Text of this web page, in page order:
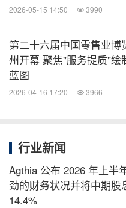
更多峰会、展会信息及
消息来源：CHINASHOP
2026-05-15 14:50 3990
第二十六届中国零售业博
州开幕 聚焦"服务提质"绘
蓝图
2026-04-16 17:20 3966
行业新闻
Agthia 公布 2026 年上半
劲的财务状况并将中期股
14.4%